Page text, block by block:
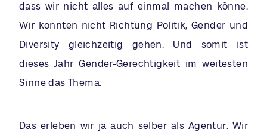
dass wir nicht alles auf einmal machen könne.
Wir konnten nicht Richtung Politik, Gender und
Diversity gleichzeitig gehen. Und somit ist
dieses Jahr Gender-Gerechtigkeit im weitesten
Sinne das Thema.
Das erleben wir ja auch selber als Agentur. Wir